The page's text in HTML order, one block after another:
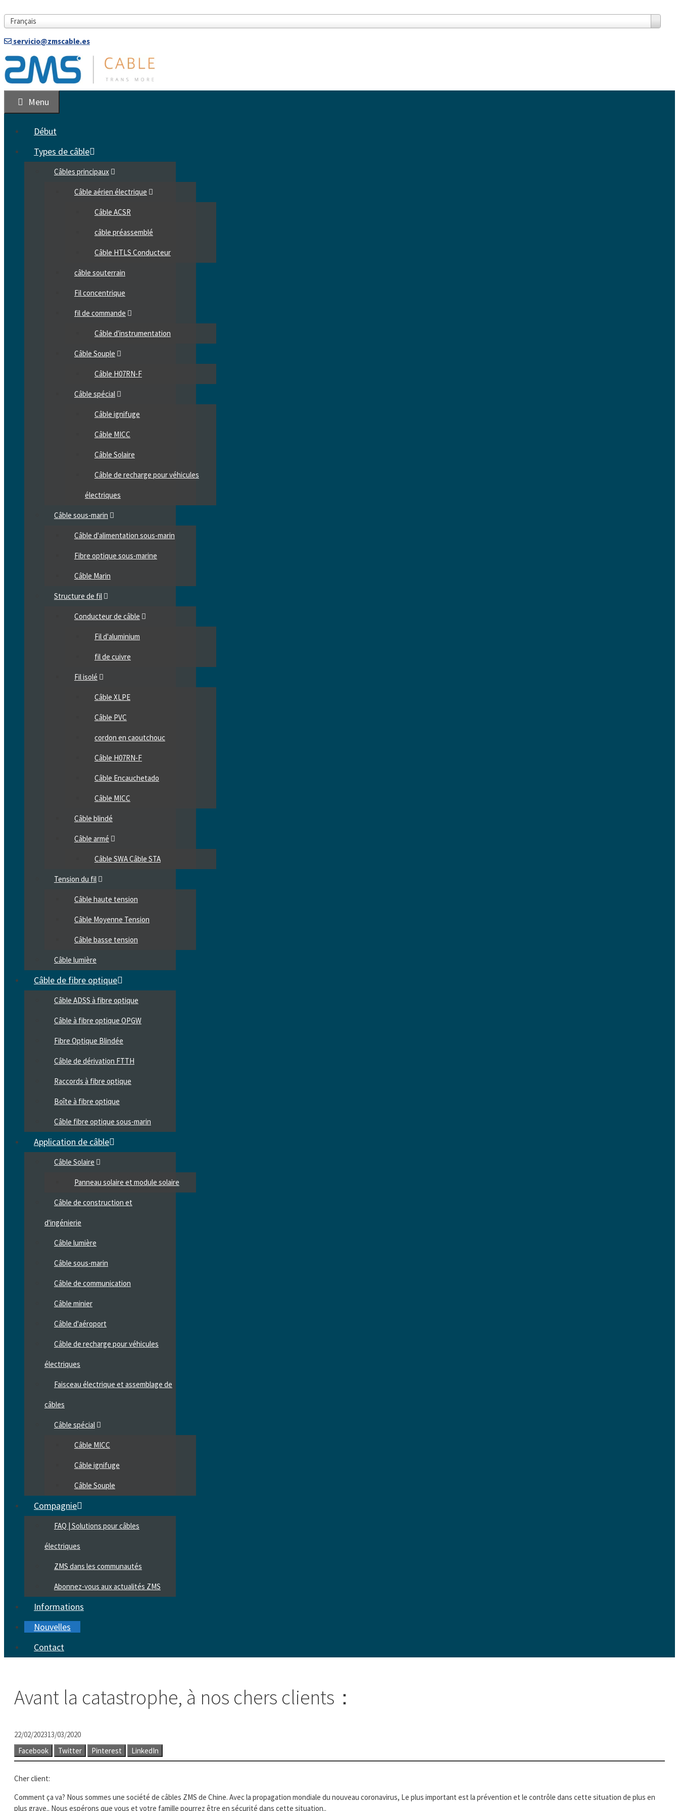
au
contenu
Français
servicio@zmscable.es
Menu
Début
Types de câble
Câbles principaux
Câble aérien électrique
Câble ACSR
câble préassemblé
Câble HTLS Conducteur
câble souterrain
Fil concentrique
fil de commande
Câble d'instrumentation
Câble Souple
Câble H07RN-F
Câble spécial
Câble ignifuge
Câble MICC
Câble Solaire
Câble de recharge pour véhicules
électriques
Câble sous-marin
Câble d'alimentation sous-marin
Fibre optique sous-marine
Câble Marin
Structure de fil
Conducteur de câble
Fil d'aluminium
fil de cuivre
Fil isolé
Câble XLPE
Câble PVC
cordon en caoutchouc
Câble H07RN-F
Câble Encauchetado
Câble MICC
Câble blindé
Câble armé
Câble SWA Câble STA
Tension du fil
Câble haute tension
Câble Moyenne Tension
Câble basse tension
Câble lumière
Câble de fibre optique
Câble ADSS à fibre optique
Câble à fibre optique OPGW
Fibre Optique Blindée
Câble de dérivation FTTH
Raccords à fibre optique
Boîte à fibre optique
Câble fibre optique sous-marin
Application de câble
Câble Solaire
Panneau solaire et module solaire
Câble de construction et
d'ingénierie
Câble lumière
Câble sous-marin
Câble de communication
Câble minier
Câble d'aéroport
Câble de recharge pour véhicules
électriques
Faisceau électrique et assemblage de
câbles
Câble spécial
Câble MICC
Câble ignifuge
Câble Souple
Compagnie
FAQ | Solutions pour câbles
électriques
ZMS dans les communautés
Abonnez-vous aux actualités ZMS
Informations
Nouvelles
Contact
Avant la catastrophe, à nos chers clients：
22/02/202313/03/2020
Facebook
Twitter Pinterest LinkedIn
Cher client:
Comment ça va? Nous sommes une société de câbles ZMS de Chine. Avec la propagation mondiale du nouveau coronavirus, Le plus important est la prévention et le contrôle dans cette situation de plus en
plus grave.. Nous espérons que vous et votre famille pourrez être en sécurité dans cette situation..